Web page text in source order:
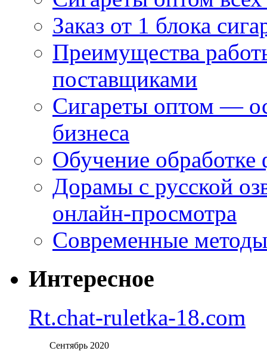
Заказ от 1 блока
Преимущества
поставщиками
Сигареты оптом —
бизнеса
Обучение
Дорамы с русской
онлайн-просмотра
Современные
Интересное
Rt.chat-ruletka-18.com
Сентябрь 2020